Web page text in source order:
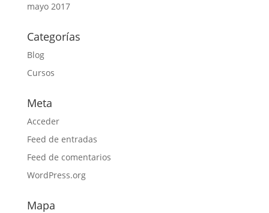
mayo 2017
Categorías
Blog
Cursos
Meta
Acceder
Feed de entradas
Feed de comentarios
WordPress.org
Mapa